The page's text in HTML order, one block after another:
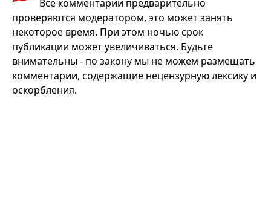
Все комментарии предварительно
проверяются модератором, это может занять
некоторое время. При этом ночью срок
публикации может увеличиваться. Будьте
внимательны - по закону мы не можем размещать
комментарии, содержащие нецензурную лексику и
оскорбления.